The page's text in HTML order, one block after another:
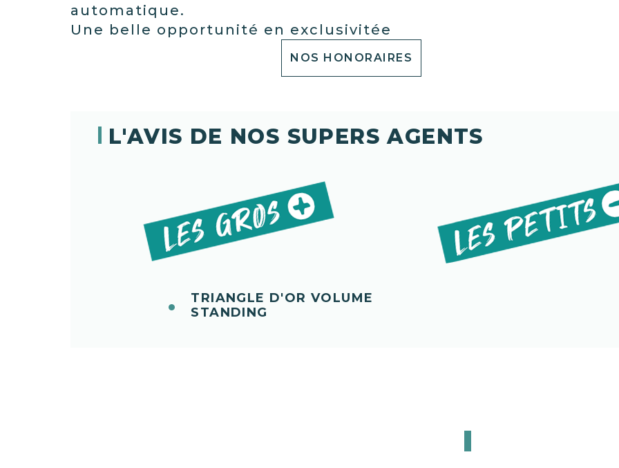
automatique.
Une belle opportunité en exclusivitée
NOS HONORAIRES
L'AVIS DE NOS SUPERS AGENTS
TRIANGLE D'OR VOLUME
STANDING